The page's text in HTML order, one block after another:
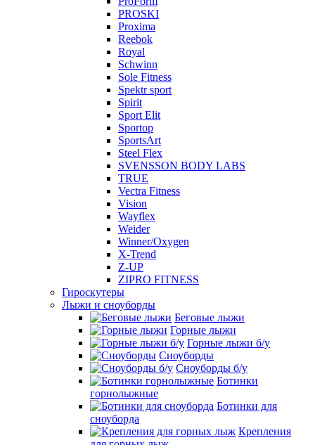
PROSKI
Proxima
Reebok
Royal
Schwinn
Sole Fitness
Spektr sport
Spirit
Sport Elit
Sportop
SportsArt
Steel Flex
SVENSSON BODY LABS
TRUE
Vectra Fitness
Vision
Wayflex
Weider
Winner/Oxygen
X-Trend
Z-UP
ZIPRO FITNESS
Гироскутеры
Лыжи и сноуборды
Беговые лыжи
Горные лыжи
Горные лыжи б/у
Сноуборды
Сноуборды б/у
Ботинки
горнолыжные
Ботинки для
сноуборда
Крепления